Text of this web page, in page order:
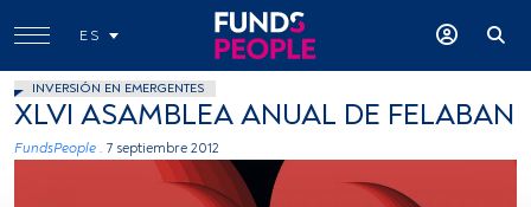
ES
INVERSIÓN EN EMERGENTES
XLVI ASAMBLEA ANUAL DE FELABAN
FundsPeople . 7 septiembre 2012